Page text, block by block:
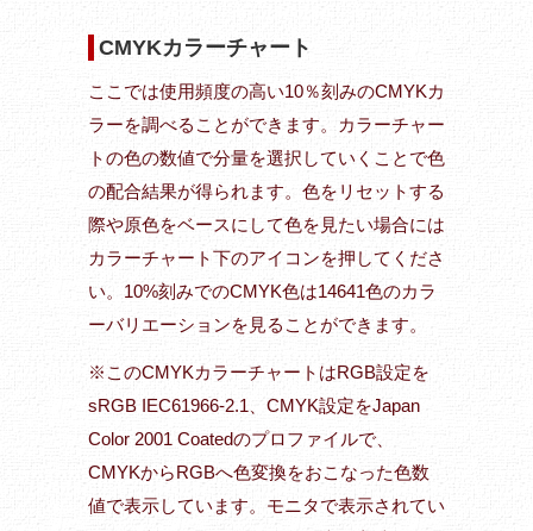
CMYKカラーチャート
ここでは使用頻度の高い10％刻みのCMYKカ
ラーを調べることができます。カラーチャー
トの色の数値で分量を選択していくことで色
の配合結果が得られます。色をリセットする
際や原色をベースにして色を見たい場合には
カラーチャート下のアイコンを押してくださ
い。10%刻みでのCMYK色は14641色のカラ
ーバリエーションを見ることができます。
※このCMYKカラーチャートはRGB設定を
sRGB IEC61966-2.1、CMYK設定をJapan
Color 2001 Coatedのプロファイルで、
CMYKからRGBへ色変換をおこなった色数
値で表示しています。モニタで表示されてい